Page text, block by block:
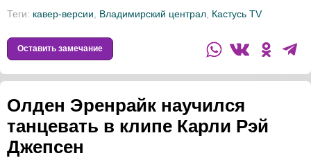
Теги: кавер-версии Владимирский централ Кастусь TV
Оставить замечание
Олден Эренрайк научился
танцевать в клипе Карли Рэй
Джепсен